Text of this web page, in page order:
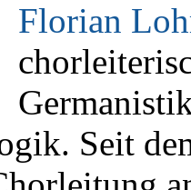
Florian
Seit